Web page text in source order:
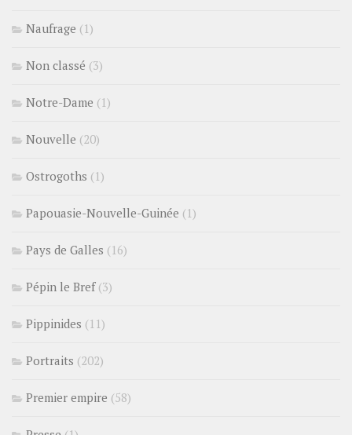
Naufrage (1)
Non classé (3)
Notre-Dame (1)
Nouvelle (20)
Ostrogoths (1)
Papouasie-Nouvelle-Guinée (1)
Pays de Galles (16)
Pépin le Bref(3)
Pippinides (11)
Portraits (202)
Premier empire (58)